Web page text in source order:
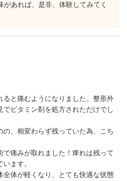
があれば、是非、体験してみてく
ると痛むようになりました。整形外
ビタミン剤を処方されただけでし
、相変わらず残っていた為、こち
痛みが取れました！痺れは残って
ます。
全体が軽くなり、とても快適な状態